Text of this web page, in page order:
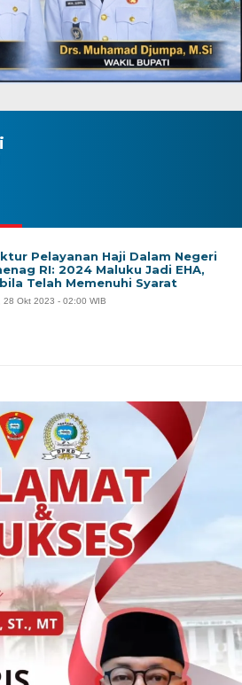
Pelayanan Haji Dalam Negeri
RI: 2024 Maluku Jadi EHA,
Telah Memenuhi Syarat
28 Okt 2023 - 02:00 WIB